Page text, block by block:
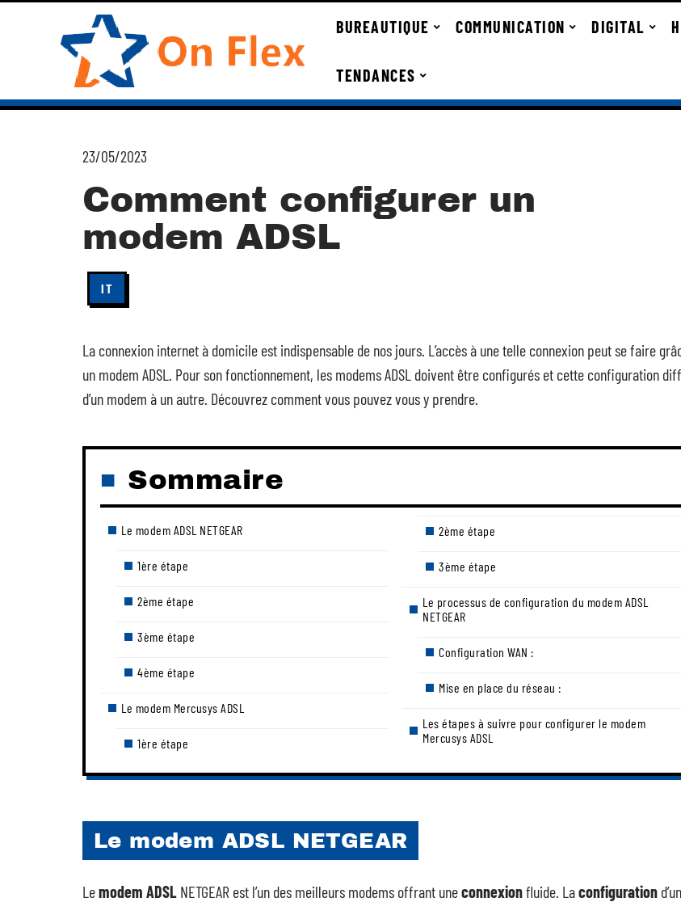
BUREAUTIQUE COMMUNICATION DIGITAL
TENDANCES
23/05/2023
Comment configurer un
modem ADSL
IT
La connexion internet à domicile est indispensable de nos jours. L’accès à une telle connexion peut se faire
un modem ADSL. Pour son fonctionnement, les modems ADSL doivent être configurés et cette configuration
d’un modem à un autre. Découvrez comment vous pouvez vous y prendre.
Sommaire
Le modem ADSL NETGEAR
1ère étape
2ème étape
3ème étape
4ème étape
Le modem Mercusys ADSL
1ère étape
2ème étape
3ème étape
Le processus de configuration du modem ADSL
NETGEAR
Configuration WAN :
Mise en place du réseau :
Les étapes à suivre pour configurer le modem
Mercusys ADSL
Le modem ADSL NETGEAR
Lemodem ADSL NETGEAR est l’un des meilleurs modems offrant uneconnexionfluide. Laconfiguration d’un